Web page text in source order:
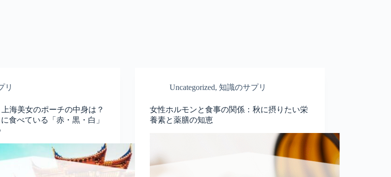
リ
上海美女のポーチの中身は？
食べている「赤・黒・白」
Uncategorized,知識のサプリ
女性ホルモンと食事の関係：秋に摂りたい栄
養素と薬膳の知恵